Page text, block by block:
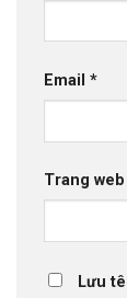
Email *
Trang web
Lưu